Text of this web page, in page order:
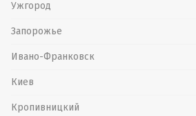
Ужгород
Запорожье
Ивано-Франковск
Киев
Кропивницкий